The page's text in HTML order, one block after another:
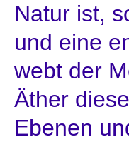
Natur ist,
und eine
webt der
Äther
Ebenen